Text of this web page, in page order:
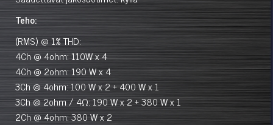
Teho:
(RMS) @ 1% THD:
4Ch @ 4ohm: 110W x 4
4Ch @ 2ohm: 190 W x 4
3Ch @ 4ohm: 100 W x 2 + 400 W x 1
3Ch @ 2ohm / 4Ω: 190 W x 2 + 380 W x 1
2Ch @ 4ohm: 380 W x 2